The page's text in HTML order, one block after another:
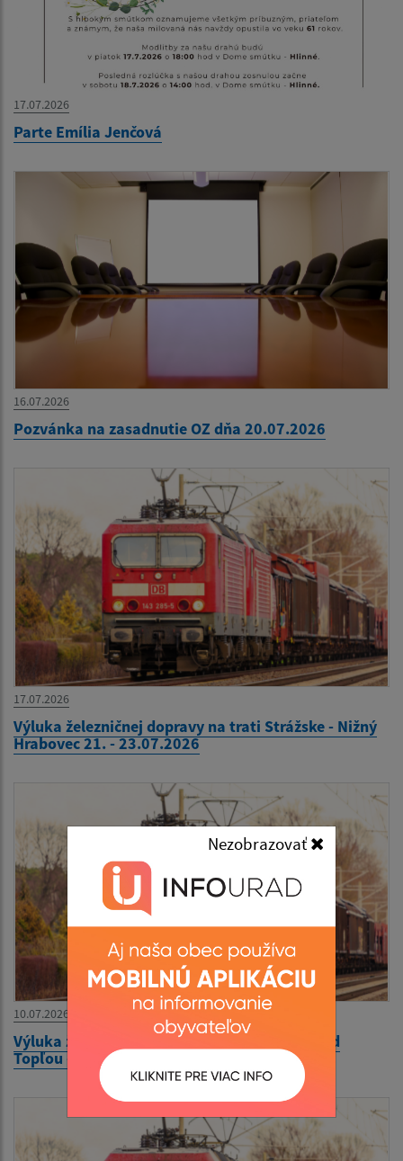
Nezobrazovať
17.07.2026
Parte Emília Jenčová
16.07.2026
Pozvánka na zasadnutie OZ dňa 20.07.2026
17.07.2026
Výluka železničnej dopravy na trati Strážske - Nižný
Hrabovec 21. - 23.07.2026
10.07.2026
Výluka železničnej dopravy na trati Čierne nad
Topľou - Hanušovce nad Topľou 17.07.2026